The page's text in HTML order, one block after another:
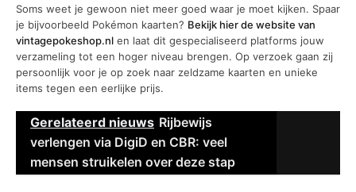
Soms weet je gewoon niet meer goed waar je moet kijken. Spaar
je bijvoorbeeld Pokémon kaarten? Bekijk hier de website van
vintagepokeshop.nl en laat dit gespecialiseerd platforms jouw
verzameling tot een hoger niveau brengen. Op verzoek gaan zij
persoonlijk voor je op zoek naar zeldzame kaarten en unieke
items tegen een eerlijke prijs.
Gerelateerd nieuws Rijbewijs
verlengen via DigiD en CBR: veel
mensen struikelen over deze stap